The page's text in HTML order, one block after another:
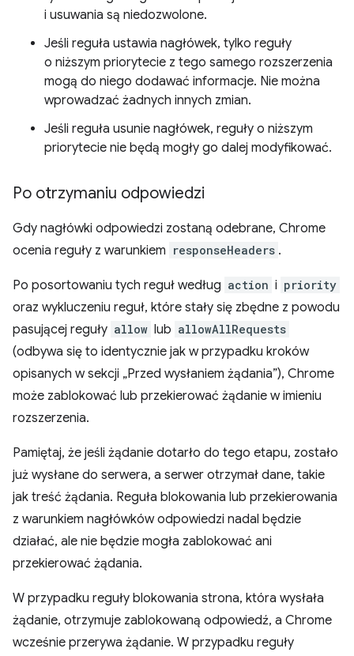
i usuwania są niedozwolone.
Jeśli reguła ustawia nagłówek, tylko reguły
o niższym priorytecie z tego samego rozszerzenia
mogą do niego dodawać informacje. Nie można
wprowadzać żadnych innych zmian.
Jeśli reguła usunie nagłówek, reguły o niższym
priorytecie nie będą mogły go dalej modyfikować.
Po otrzymaniu odpowiedzi
Gdy nagłówki odpowiedzi zostaną odebrane, Chrome
ocenia reguły z warunkiem responseHeaders .
Po posortowaniu tych reguł według action i priority
oraz wykluczeniu reguł, które stały się zbędne z powodu
pasującej reguły allow lub allowAllRequests
(odbywa się to identycznie jak w przypadku kroków
opisanych w sekcji „Przed wysłaniem żądania”), Chrome
może zablokować lub przekierować żądanie w imieniu
rozszerzenia.
Pamiętaj, że jeśli żądanie dotarło do tego etapu, zostało
już wysłane do serwera, a serwer otrzymał dane, takie
jak treść żądania. Reguła blokowania lub przekierowania
z warunkiem nagłówków odpowiedzi nadal będzie
działać, ale nie będzie mogła zablokować ani
przekierować żądania.
W przypadku reguły blokowania strona, która wysłała
żądanie, otrzymuje zablokowaną odpowiedź, a Chrome
wcześnie przerywa żądanie. W przypadku reguły